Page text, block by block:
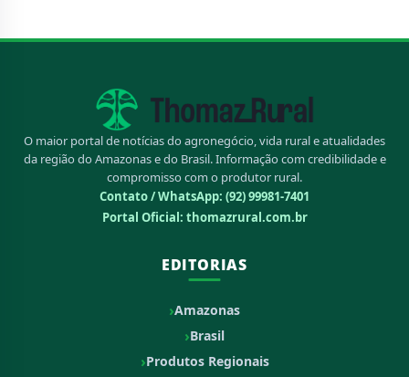
O maior portal de notícias do agronegócio, vida rural e atualidades
da região do Amazonas e do Brasil. Informação com credibilidade e
compromisso com o produtor rural.
Contato / WhatsApp: (92) 99981-7401
Portal Oficial: thomazrural.com.br
EDITORIAS
Amazonas
Brasil
Produtos Regionais